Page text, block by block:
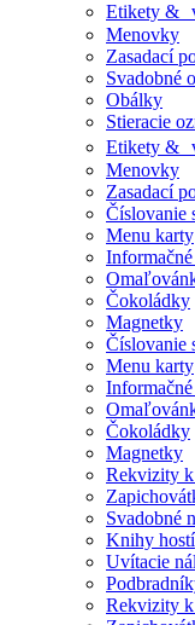
Etikety &
Menovky
Zasadací
Svadobné
Obálky
Stieracie
Etikety &
Menovky
Zasadací
Číslovanie
Menu karty
Čokoládky
Magnetky
Číslovanie
Menu karty
Čokoládky
Magnetky
Rekvizity
Svadobné
Knihy hostí
Uvítacie
Rekvizity